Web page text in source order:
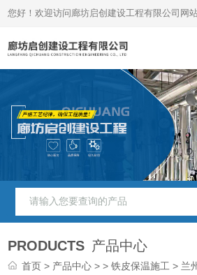
您好！欢迎访问廊坊启创建设工程有限公司网站
PRODUCTS 产品中心
首页 > 产品中心 > >铁皮保温施工 > 兰